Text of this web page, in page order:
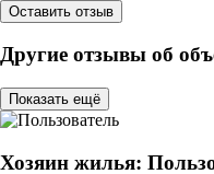
Оставить отзыв
Другие отзывы об
Показать ещё
Хозяин жилья: